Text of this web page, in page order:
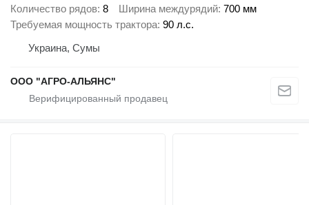
Количество рядов 8 Ширина междурядий 700 мм
Требуемая мощность трактора 90 л.с.
Украина, Сумы
ООО "АГРО-АЛЬЯНС"